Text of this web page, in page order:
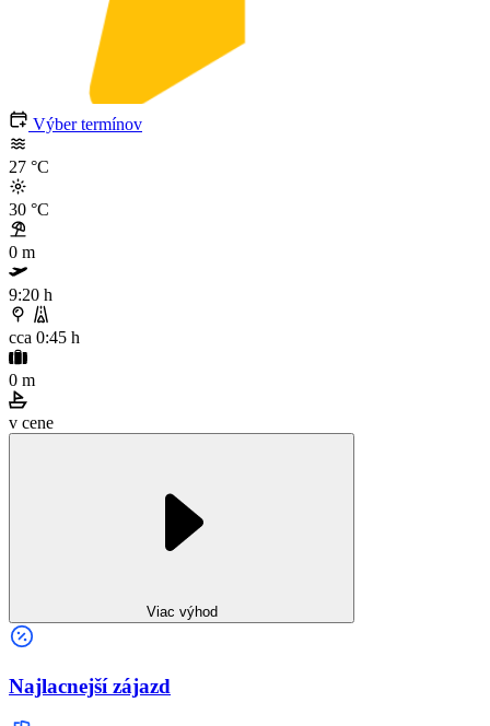
Výber termínov
27 °C
30 °C
0 m
9:20 h
cca 0:45 h
0 m
v cene
Viac výhod
Najlacnejší zájazd